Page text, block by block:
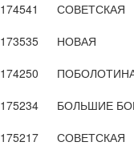
174541
СОВЕТСКАЯ
173535
НОВАЯ
174250
175234
БОЛЬШИЕ
175217
СОВЕТСКАЯ